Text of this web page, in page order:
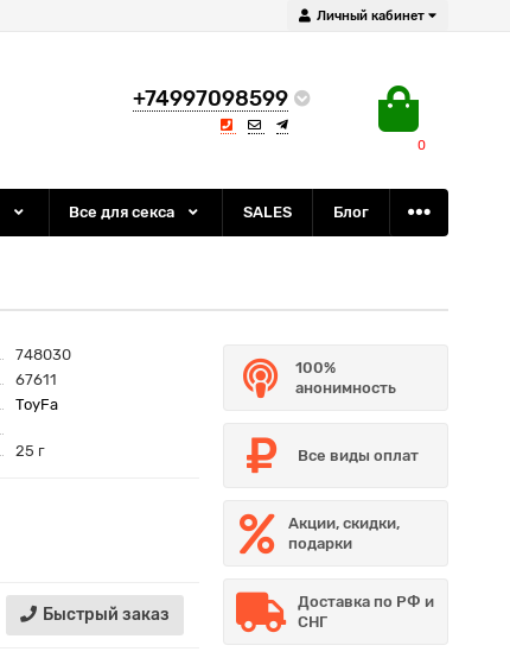
Личный кабинет
+74997098599
0
Все для секса SALES Блог
748030
67611
ToyFa
25 г
Быстрый заказ
100%
анонимность
Все виды оплат
Акции, скидки,
подарки
Доставка по РФ и
СНГ